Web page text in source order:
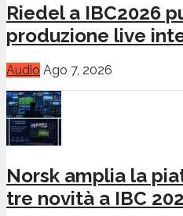
Riedel a IBC2026
produzione live
Audio Ago 7, 2026
Norsk amplia la
tre novità a IBC